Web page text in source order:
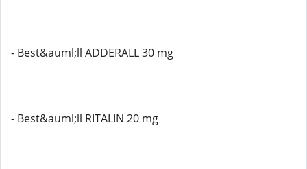
- Best&auml;ll ADDERALL 30 mg
- Best&auml;ll RITALIN 20 mg